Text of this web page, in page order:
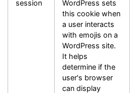
session
WordPress sets
this cookie when
a user interacts
with emojis on a
WordPress site.
It helps
determine if the
user's browser
can display